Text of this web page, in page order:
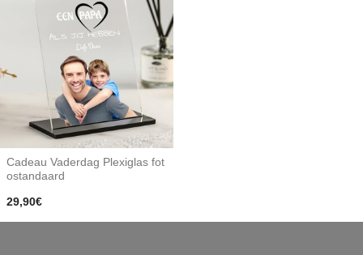
Cadeau Vaderdag Plexiglas fot
ostandaard
29,90€